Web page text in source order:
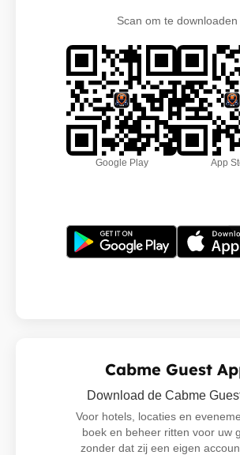
Scan om te downloaden
Google Play App
Cabme Guest
Download de Cabme
Voor hotels, locaties en
boek en beheer ritten voor uw
zonder dat zij een eigen